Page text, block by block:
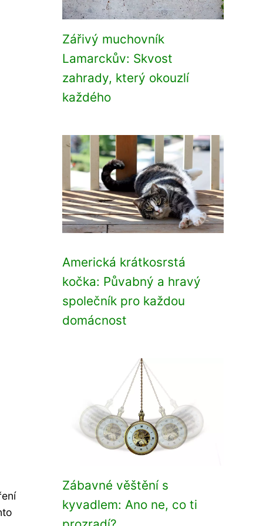
Zářivý muchovník
Lamarckův: Skvost
zahrady, který okouzlí
každého
Americká krátkosrstá
kočka: Půvabný a hravý
společník pro každou
domácnost
Zábavné věštění s
kyvadlem: Ano ne, co ti